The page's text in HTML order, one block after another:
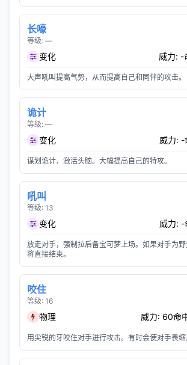
长嚎
等级: —
变化 威力: -
大声吼叫提高气势，从而提高自己和同伴的攻击。
诡计
等级: —
变化 威力: -
谋划诡计，激活头脑。大幅提高自己的特攻。
吼叫
等级: 13
变化 威力: -
放走对手，强制拉后备宝可梦上场。如果对手为
将直接结束。
咬住
等级: 16
物理 威力: 60命
用尖锐的牙咬住对手进行攻击。有时会使对手畏缩